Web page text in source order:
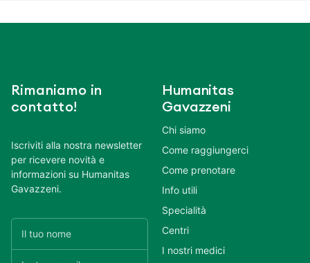
Rimaniamo in
contatto!
Iscriviti alla nostra newsletter
per ricevere novità e
informazioni su Humanitas
Gavazzeni.
Humanitas
Gavazzeni
Chi siamo
Come raggiungerci
Come prenotare
Info utili
Specialità
Centri
I nostri medici